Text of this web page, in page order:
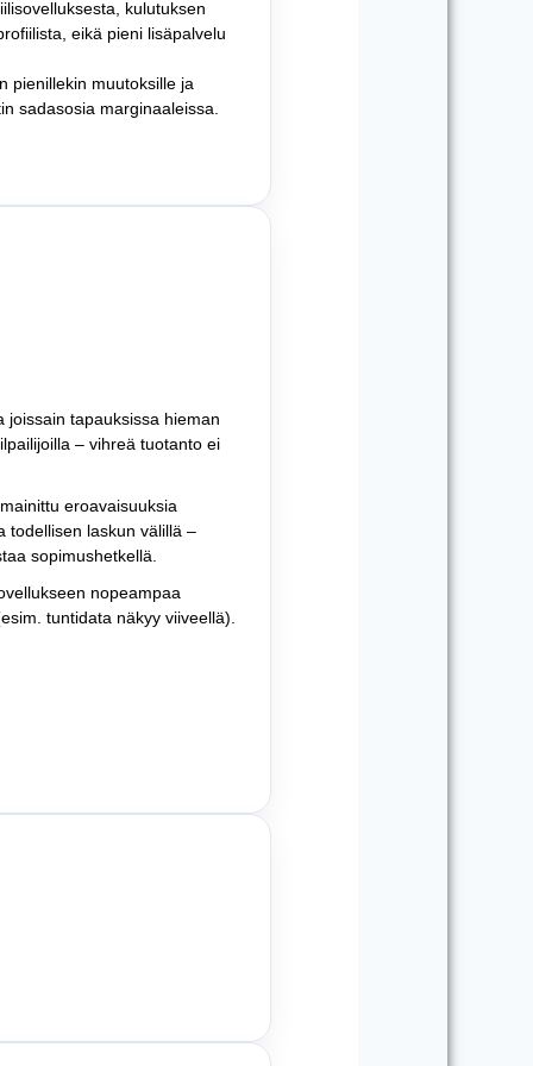
kulutuksen
eikä pieni lisäpalvelu
pienillekin muutoksille ja
sadasosia marginaaleissa.
joissain tapauksissa hieman
– vihreä tuotanto ei
eroavaisuuksia
todellisen laskun välillä –
sopimushetkellä.
nopeampaa
tuntidata näkyy viiveellä).